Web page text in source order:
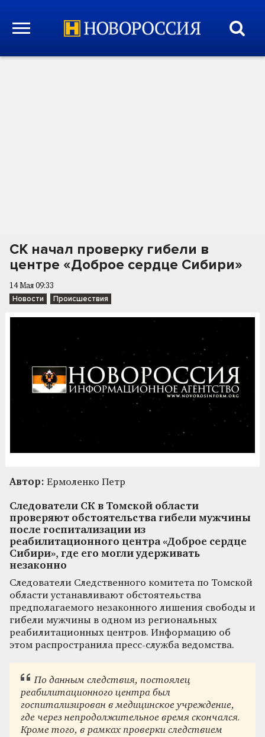
СК начал проверку гибели в
центре «Доброе сердце Сибири»
14 Мая 09:33
Новости Происшествия
Автор: Ермоленко Петр
Следователи СК в Томской области
проверяют обстоятельства гибели мужчины
после госпитализации из
реабилитационного центра «Доброе сердце
Сибири», где его могли удерживать
незаконно
Следователи Следственного комитета по Томской
области устанавливают обстоятельства
предполагаемого незаконного лишения свободы и
гибели мужчины в одном из региональных
реабилитационных центров. Информацию об
этом распространила пресс-служба ведомства.
По данным следствия, постоялец
реабилитационного центра был
госпитализирован в медицинское учреждение,
где через непродолжительное время скончался.
Кроме того, в рамках проверки следствием